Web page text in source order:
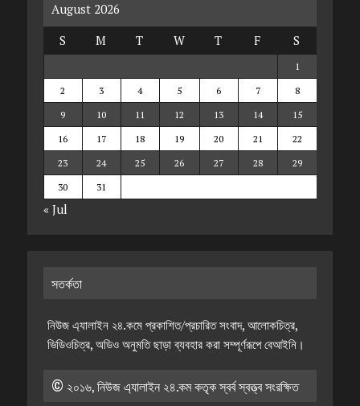
August 2026
S
M T W T F S
1
2
3 4 5 6 7
8
9
10 11 12 13 14
15
16
17 18 19 20 21
22
23
24 25 26 27 28
29
30
31
« Jul
সতর্কতা
নিউজ এ্যালাইন ২৪.কমে প্রকাশিত/প্রচারিত সংবাদ, আলোকচিত্র,
ভিডিওচিত্র, অডিও অনুমতি ছাড়া ব্যবহার করা সম্পূর্ণরূপে বেআইনি।
© ২০১৬, নিউজ এ্যালাইন ২৪.কম কতৃক স্বর্ব স্বত্ত্ব সংরক্ষিত